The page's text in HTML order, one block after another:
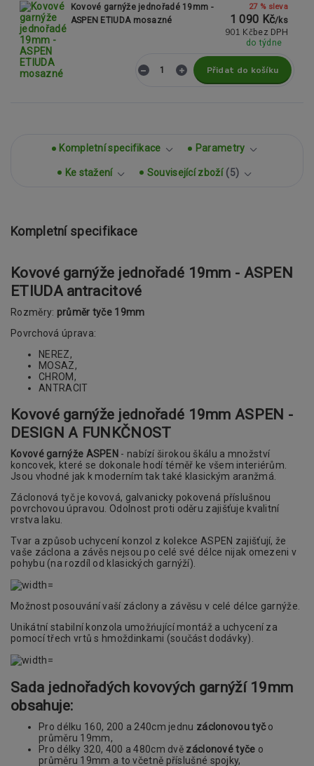
Kovové garnýže jednořadé 19mm -
ASPEN ETIUDA mosazné
27 % sleva
1 090 Kč/ks
901 Kč bez DPH
do týdne
Přidat do košíku
Kompletní specifikace Parametry
Ke stažení Související zboží 5
Kompletní specifikace
Kovové garnýže jednořadé 19mm - ASPEN
ETIUDA antracitové
Rozměry: průměr tyče 19mm
Povrchová úprava:
NEREZ,
MOSAZ,
CHROM,
ANTRACIT
Kovové garnýže jednořadé 19mm ASPEN -
DESIGN A FUNKČNOST
Kovové garnýže ASPEN - nabízí širokou škálu a množství
koncovek, které se dokonale hodí téměř ke všem interiérům.
Jsou vhodné jak k moderním tak také klasickým aranžmá.
Záclonová tyč je kovová, galvanicky pokovená příslušnou
povrchovou úpravou. Odolnost proti oděru zajišťuje kvalitní
vrstva laku.
Tvar a způsob uchycení konzol z kolekce ASPEN zajišťují, že
vaše záclona a závěs nejsou po celé své délce nijak omezeni v
pohybu (na rozdíl od klasických garnýží).
Možnost posouvání vaší záclony a závěsu v celé délce garnýže.
Unikátní stabilní konzola umožńující montáž a uchycení za
pomocí třech vrtů s hmoždinkami (součást dodávky).
Sada jednořadých kovových garnýží 19mm
obsahuje:
Pro délku 160, 200 a 240cm jednu záclonovou tyčo
průměru 19mm,
Pro délky 320, 400 a 480cm dvě záclonové tyče o
průměru 19mm a to včetně příslušné spojky,